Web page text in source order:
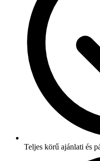
Teljes körű ajánlati és